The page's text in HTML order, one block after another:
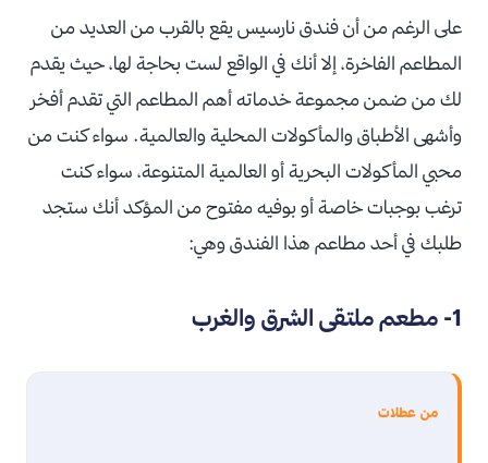
على الرغم من أن فندق نارسيس يقع بالقرب من العديد من
المطاعم الفاخرة، إلا أنك في الواقع لست بحاجة لها، حيث يقدم
لك من ضمن مجموعة خدماته أهم المطاعم التي تقدم أفخر
وأشهى الأطباق والمأكولات المحلية والعالمية. سواء كنت من
محبي المأكولات البحرية أو العالمية المتنوعة، سواء كنت
ترغب بوجبات خاصة أو بوفيه مفتوح من المؤكد أنك ستجد
طلبك في أحد مطاعم هذا الفندق وهي:
1- مطعم ملتقى الشرق والغرب
من عطلات